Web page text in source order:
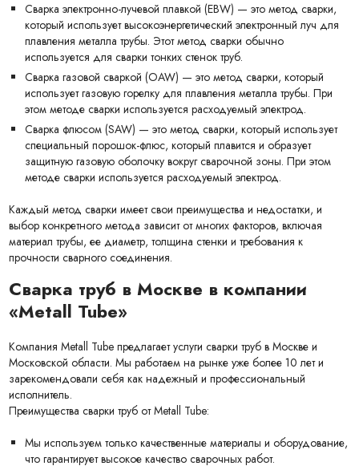
Сварка электронно-лучевой плавкой (EBW) — это метод сварки,
который использует высокоэнергетический электронный луч для
плавления металла трубы. Этот метод сварки обычно
используется для сварки тонких стенок труб.
Сварка газовой сваркой (OAW) — это метод сварки, который
использует газовую горелку для плавления металла трубы. При
этом методе сварки используется расходуемый электрод.
Сварка флюсом (SAW) — это метод сварки, который использует
специальный порошок-флюс, который плавится и образует
защитную газовую оболочку вокруг сварочной зоны. При этом
методе сварки используется расходуемый электрод.
Каждый метод сварки имеет свои преимущества и недостатки, и
выбор конкретного метода зависит от многих факторов, включая
материал трубы, ее диаметр, толщина стенки и требования к
прочности сварного соединения.
Сварка труб в Москве в компании
«Metall Tube»
Компания Metall Tube предлагает услуги сварки труб в Москве и
Московской области. Мы работаем на рынке уже более 10 лет и
зарекомендовали себя как надежный и профессиональный
исполнитель.
Преимущества сварки труб от Metall Tube:
Мы используем только качественные материалы и оборудование,
что гарантирует высокое качество сварочных работ.